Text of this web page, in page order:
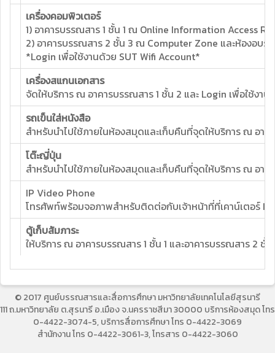
เครื่องคอมพิวเตอร์
1) อาคารบรรณสาร 1 ชั้น 1 ณ Online Information Access
2) อาคารบรรณสาร 2 ชั้น 3 ณ Computer Zone และห้องอบรม
*Login เพื่อใช้งานด้วย SUT Wifi Account*
เครื่องสแกนเอกสาร
จัดให้บริการ ณ อาคารบรรณสาร 1 ชั้น 2 และ Login เพื่อใช้งา
รถเข็นใส่หนังสือ
สำหรับนำไปใช้ภายในห้องสมุดและเก็บคืนที่จุดให้บริการ ณ อาค
โต๊ะญี่ปุ่น
สำหรับนำไปใช้ภายในห้องสมุดและเก็บคืนที่จุดให้บริการ ณ อา
IP Video Phone
โทรศัพท์พร้อมจอภาพสำหรับติดต่อกับเจ้าหน้าที่ที่เคาน์เตอร์
ตู้เก็บสัมภาระ
ให้บริการ ณ อาคารบรรณสาร 1 ชั้น 1 และอาคารบรรณสาร 2 ชั้น
© 2017 ศูนย์บรรณสารและสื่อการศึกษา มหาวิทยาลัยเทคโนโลยีสุรนารี
111 ถ.มหาวิทยาลัย ต.สุรนารี อ.เมือง จ.นครราชสีมา 30000 บริการห้องสมุด โทร
0-4422-3074-5, บริการสื่อการศึกษา โทร 0-4422-3069
สำนักงาน โทร 0-4422-3061-3, โทรสาร 0-4422-3060